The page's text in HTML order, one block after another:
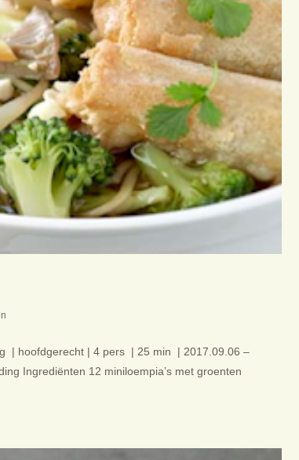
| hoofdgerecht | 4 pers | 25 min | 2017.09.06 –
Ingrediënten 12 miniloempia’s met groenten